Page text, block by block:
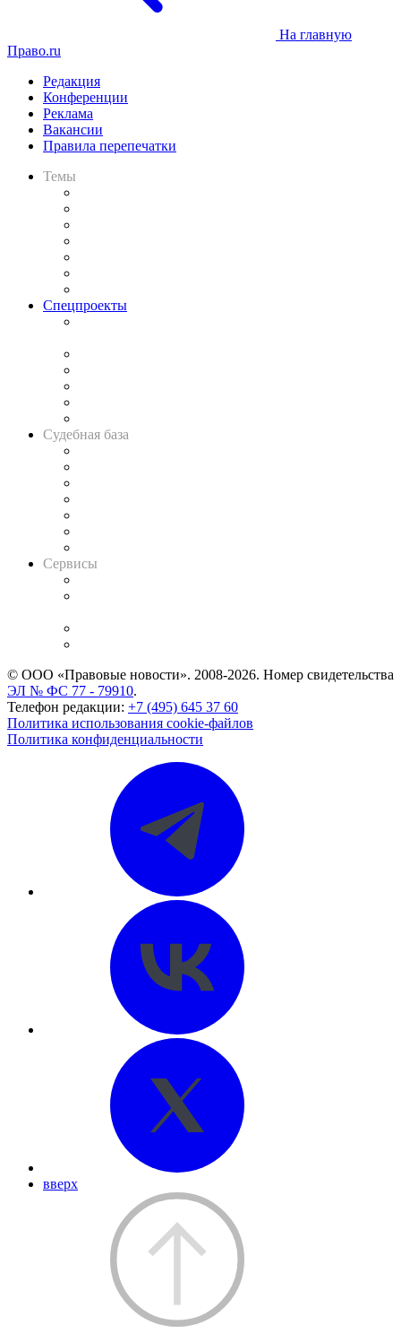
На главную
Право.ru
Редакция
Конференции
Реклама
Вакансии
Правила перепечатки
Темы
Спецпроекты
Судебная база
Сервисы
© ООО «Правовые новости». 2008-2026. Номер свидетельства
ЭЛ № ФС 77 - 79910.
Телефон редакции: +7 (495) 645 37 60
Политика использования cookie-файлов
Политика конфиденциальности
вверх